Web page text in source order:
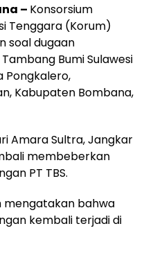
– Konsorsium
Tenggara (Korum)
soal dugaan
Bumi Sulawesi
Pongkalero,
Kabupaten Bombana,
Amara Sultra, Jangkar
membeberkan
PT TBS.
mengatakan bahwa
kembali terjadi di